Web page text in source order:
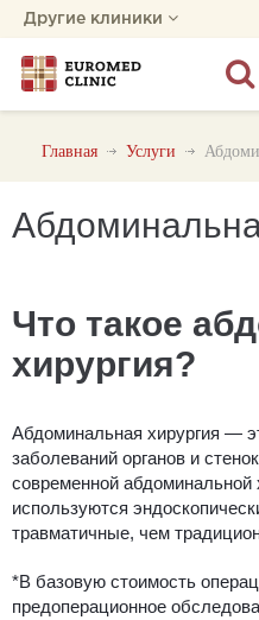
Другие клиники
Главная Услуги
Что такое
хирургия?
Абдоминальная хирургия —
заболеваний органов и
современной абдоминальной
используются
травматичные, чем
*В базовую стоимость
предоперационное